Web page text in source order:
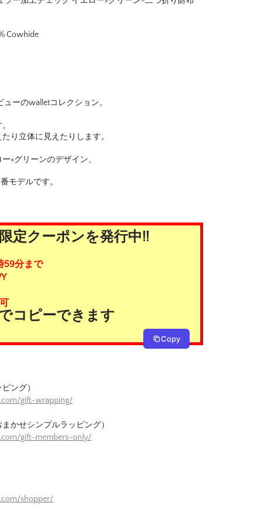
Cowhide
ューのwalletコレクション。
り立体に見えたりします。
×グリーンのデザイン、
モデルです。
定クーポンを発行中!!
59分まで
コピーできます
Copy
ング）
gift-wrapping/
かせシンプルラッピング）
gift-members-only/
shopper/